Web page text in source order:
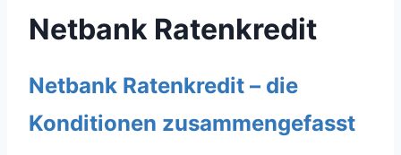
Netbank Ratenkredit
Netbank Ratenkredit – die
Konditionen zusammengefasst